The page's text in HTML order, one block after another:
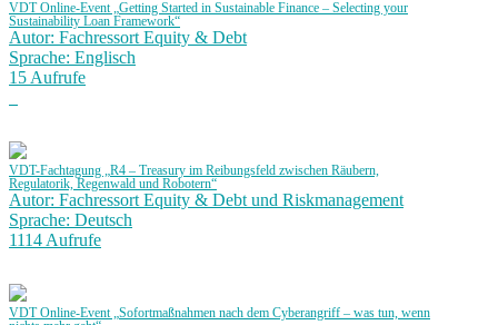
VDT Online-Event „Getting Started in Sustainable Finance – Selecting your
Sustainability Loan Framework“
Autor: Fachressort Equity & Debt
Sprache: Englisch
15 Aufrufe
VDT-Fachtagung „R4 – Treasury im Reibungsfeld zwischen Räubern,
Regulatorik, Regenwald und Robotern“
Autor: Fachressort Equity & Debt und Riskmanagement
Sprache: Deutsch
1114 Aufrufe
VDT Online-Event „Sofortmaßnahmen nach dem Cyberangriff – was tun, wenn